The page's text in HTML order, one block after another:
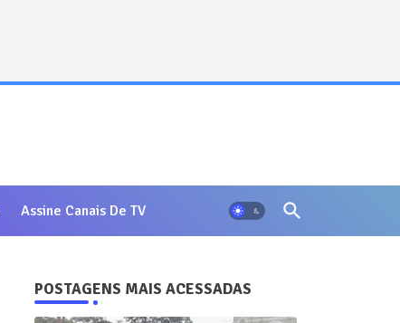
Assine Canais De TV
POSTAGENS MAIS ACESSADAS